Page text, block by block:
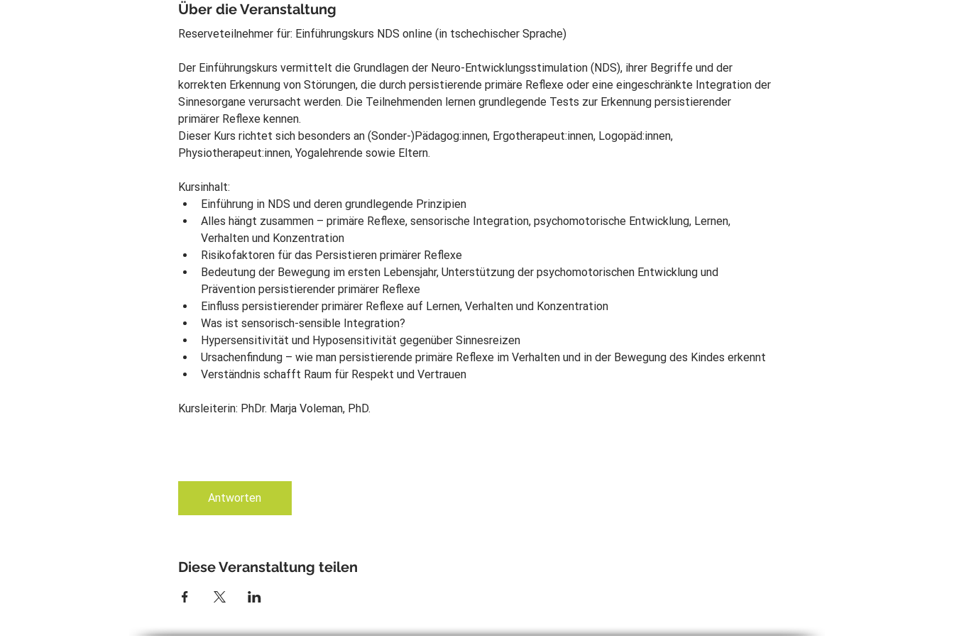
Über die Veranstaltung
Reserveteilnehmer für: Einführungskurs NDS online (in tschechischer Sprache)
Der Einführungskurs vermittelt die Grundlagen der Neuro-Entwicklungsstimulation (NDS), ihrer Begriffe und der
korrekten Erkennung von Störungen, die durch persistierende primäre Reflexe oder eine eingeschränkte Integration der
Sinnesorgane verursacht werden. Die Teilnehmenden lernen grundlegende Tests zur Erkennung persistierender
primärer Reflexe kennen.
Dieser Kurs richtet sich besonders an (Sonder-)Pädagog:innen, Ergotherapeut:innen, Logopäd:innen,
Physiotherapeut:innen, Yogalehrende sowie Eltern.
Kursinhalt:
Einführung in NDS und deren grundlegende Prinzipien
Alles hängt zusammen – primäre Reflexe, sensorische Integration, psychomotorische Entwicklung, Lernen,
Verhalten und Konzentration
Risikofaktoren für das Persistieren primärer Reflexe
Bedeutung der Bewegung im ersten Lebensjahr, Unterstützung der psychomotorischen Entwicklung und
Prävention persistierender primärer Reflexe
Einfluss persistierender primärer Reflexe auf Lernen, Verhalten und Konzentration
Was ist sensorisch-sensible Integration?
Hypersensitivität und Hyposensitivität gegenüber Sinnesreizen
Ursachenfindung – wie man persistierende primäre Reflexe im Verhalten und in der Bewegung des Kindes erkennt
Verständnis schafft Raum für Respekt und Vertrauen
Kursleiterin: PhDr. Marja Voleman, PhD.
Antworten
Diese Veranstaltung teilen